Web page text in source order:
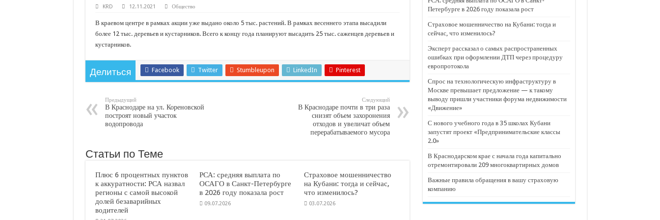
С нового учебного года в 35 школах Кубани запустят проект «Предпринимательские классы 2.0»
В Краснодарском крае с начала года капитально отремонтировали 209 многоквартирных домов
Важные правила обращения в вашу страховую компанию
Стартовал прием заявок на 20-й юбилейный молодежный форум «Регион 93»
KRD 12.11.2021 Общество
В краевом центре в рамках акции уже выдано около 5 тыс. растений. В рамках весеннего этапа высадили
более 12 тыс. деревьев и кустарников. Всего к концу года планируют высадить 25 тыс. саженцев деревьев и
кустарников.
Делиться Facebook Twitter Stumbleupon LinkedIn Pinterest
Предыдущий
В Краснодаре на ул. Кореновской
построят новый участок
водопровода
Следующий
В Краснодаре почти в три раза
снизят объем захоронения
отходов и увеличат объем
перерабатываемого мусора
Статьи по Теме
Плюс 6 процентных пунктов
к аккуратности: РСА назвал
регионы с самой высокой
долей безаварийных
водителей
РСА: средняя выплата по
ОСАГО в Санкт-Петербурге
в 2026 году показала рост
09.07.2026
Страховое мошенничество
на Кубани: тогда и сейчас,
что изменилось?
03.07.2026
Петербурге в 2026 году показала рост
Страховое мошенничество на Кубани: тогда и
сейчас, что изменилось?
Эксперт рассказал о самых распространенных
ошибках при оформлении ДТП через процедуру
европротокола
Спрос на технологическую инфраструктуру в
Москве превышает предложение — к такому
выводу пришли участники форума недвижимости
«Движение»
С нового учебного года в 35 школах Кубани
запустят проект «Предпринимательские классы
2.0»
В Краснодарском крае с начала года капитально
отремонтировали 209 многоквартирных домов
Важные правила обращения в вашу страховую
компанию